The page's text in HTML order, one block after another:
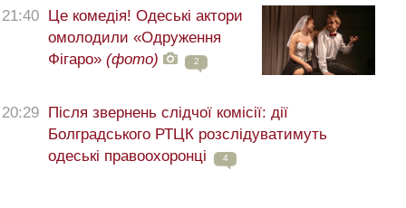
21:40 Це комедія! Одеські актори
омолодили «Одруження
Фігаро» (фото) 2
20:29 Після звернень слідчої комісії: дії
Болградського РТЦК розслідуватимуть
одеські правоохоронці
4